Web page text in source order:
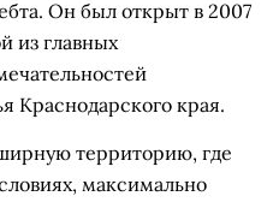
Он был открыт в 2007
из главных
Краснодарского края.
территорию, где
максимально